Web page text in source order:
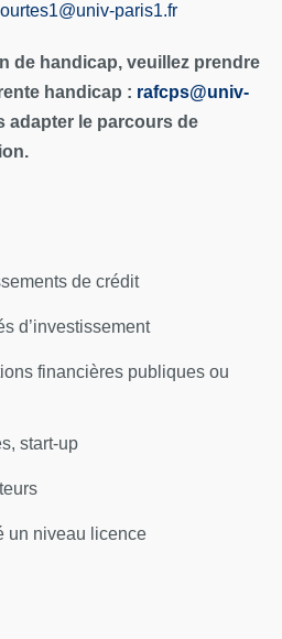
@univ-paris1.fr
de handicap, veuillez prendre
handicap : rafcps@univ-
adapter le parcours de
de crédit
d’investissement
financières publiques ou
start-up
un niveau licence